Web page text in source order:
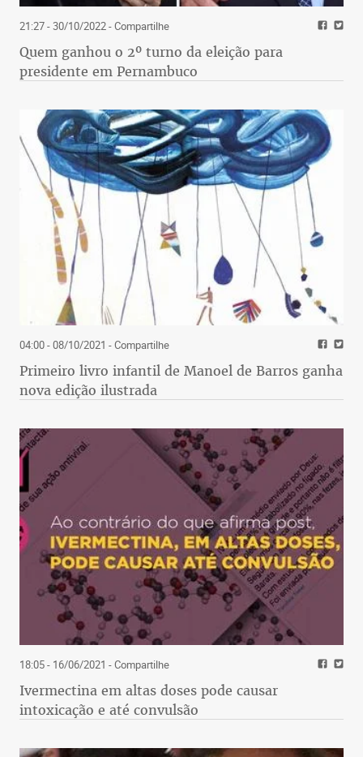
21:27 - 30/10/2022- Compartilhe
Quem ganhou o 2º turno da eleição para
presidente em Pernambuco
04:00 - 08/10/2021 - Compartilhe
Primeiro livro infantil de Manoel de Barros ganha
nova edição ilustrada
18:05 - 16/06/2021 - Compartilhe
Ivermectina em altas doses pode causar
intoxicação e até convulsão